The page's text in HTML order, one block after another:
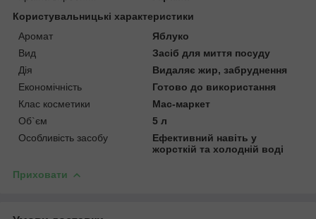
Користувальницькі характеристики
Аромат
Яблуко
Вид
Засіб для миття посуду
Дія
Видаляє жир, забруднення
Економічність
Готово до використання
Клас косметики
Мас-маркет
Об`єм
5 л
Особливість засобу
Ефективний навіть у
жорсткій та холодній воді
Приховати